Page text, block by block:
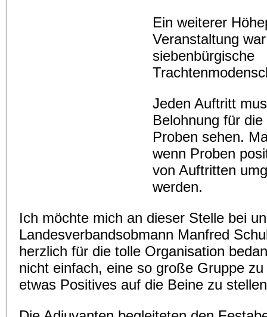
Ein weiterer
Veranstaltung
siebenbürgische
Jeden Auftritt
Belohnung für
Proben sehen.
wenn Proben
von Auftritten
werden.
Ich möchte mich an dieser Stelle bei
Landesverbandsobmann Manfred
herzlich für die tolle Organisation
nicht einfach, eine so große Gruppe
etwas Positives auf die Beine zu